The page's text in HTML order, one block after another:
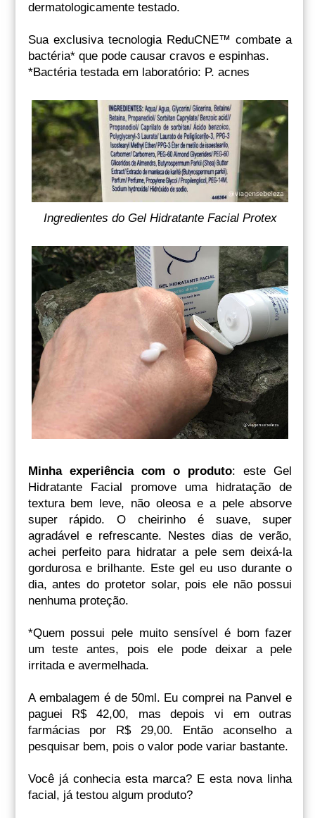
dermatologicamente testado.
Sua exclusiva tecnologia ReduCNE™ combate a
bactéria* que pode causar cravos e espinhas.
*Bactéria testada em laboratório: P. acnes
Ingredientes do Gel Hidratante Facial Protex
Minha experiência com o produto: este Gel
Hidratante Facial promove uma hidratação de
textura bem leve, não oleosa e a pele absorve
super rápido. O cheirinho é suave, super
agradável e refrescante. Nestes dias de verão,
achei perfeito para hidratar a pele sem deixá-la
gordurosa e brilhante. Este gel eu uso durante o
dia, antes do protetor solar, pois ele não possui
nenhuma proteção.
*Quem possui pele muito sensível é bom fazer
um teste antes, pois ele pode deixar a pele
irritada e avermelhada.
A embalagem é de 50ml. Eu comprei na Panvel e
paguei R$ 42,00, mas depois vi em outras
farmácias por R$ 29,00. Então aconselho a
pesquisar bem, pois o valor pode variar bastante.
Você já conhecia esta marca? E esta nova linha
facial, já testou algum produto?